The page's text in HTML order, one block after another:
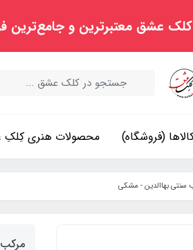
کلک عشق معتبرترین و جامع‌ترین
(فروشگاه) محصولات هنری
سنتی بهاالدین - مشکی